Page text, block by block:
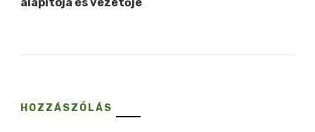
alapítója és vezetője
HOZZÁSZÓLÁS